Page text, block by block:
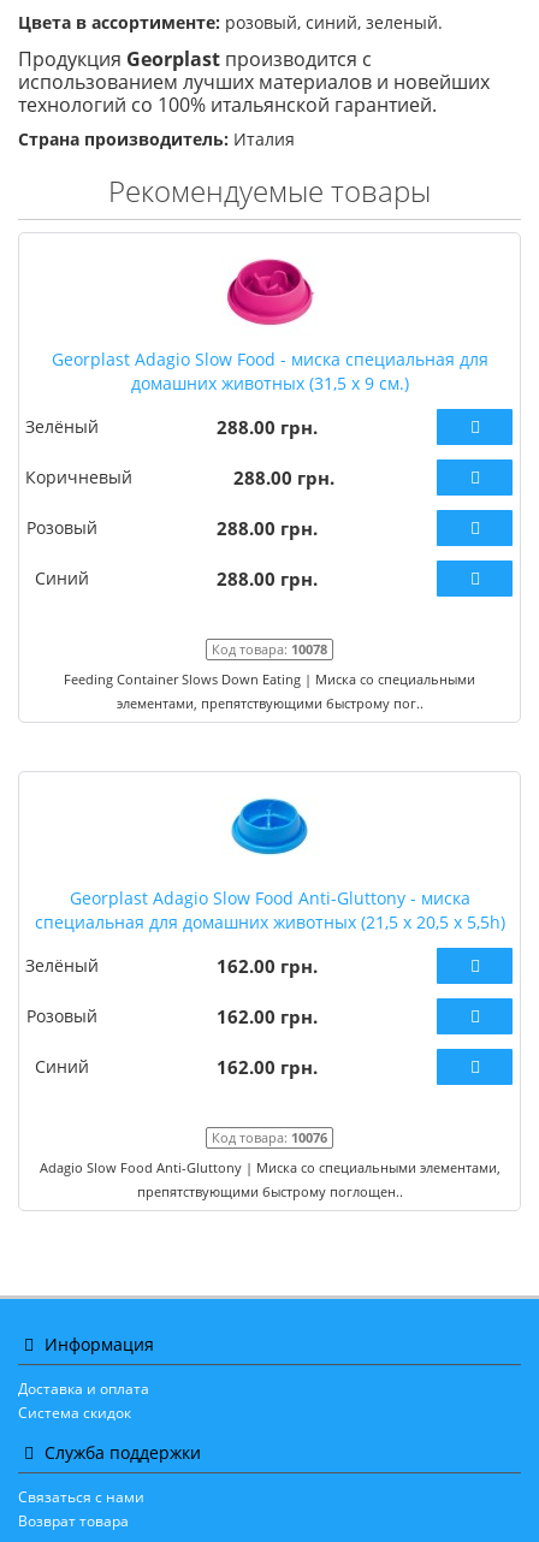
Цвета в ассортименте: розовый, синий, зеленый.
Продукция Georplast производится с
использованием лучших материалов и новейших
технологий со 100% итальянской гарантией.
Страна производитель: Италия
Рекомендуемые товары
Georplast Adagio Slow Food - миска специальная для
домашних животных (31,5 х 9 см.)
Зелёный
288.00 грн.
Коричневый 288.00 грн.
Розовый 288.00 грн.
Синий 288.00 грн.
Код товара: 10078
Feeding Container Slows Down Eating | Миска со специальными
элементами, препятствующими быстрому пог..
Georplast Adagio Slow Food Anti-Gluttony - миска
специальная для домашних животных (21,5 x 20,5 x 5,5h)
Зелёный
162.00 грн.
Розовый 162.00 грн.
Синий 162.00 грн.
Код товара: 10076
Adagio Slow Food Anti-Gluttony | Миска со специальными элементами,
препятствующими быстрому поглощен..
Информация
Доставка и оплата
Система скидок
Служба поддержки
Связаться с нами
Возврат товара